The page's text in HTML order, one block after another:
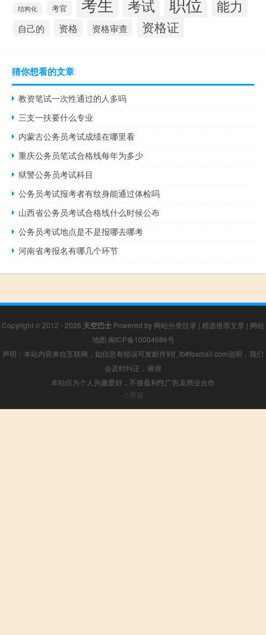
结构化 考官 考试 能力
自己的 资格 资格审查 资格证
猜你想看的文章
教资笔试一次性通过的人多吗
三支一扶要什么专业
内蒙古公务员考试成绩在哪里看
重庆公务员笔试合格线每年为多少
狱警公务员考试科目
公务员考试报考者有纹身能通过体检吗
山西省公务员考试合格线什么时候公布
公务员考试地点是不是报哪去哪考
河南省考报名有哪几个环节
Copyright © 2012 - 2026 天空巴士 Powered by 网站分类目录 | 精选推荐文章 | 网站
地图 闽ICP备10004686号
声明：本站内容来自互联网，如信息有错误可发邮件到f_fb#foxmail.com说明，我们
会及时纠正，谢谢
本站仅为个人兴趣爱好，不接盈利性广告及商业合作
小男孩